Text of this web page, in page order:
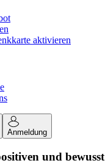
aktivieren
Anmeldung
und bewusst